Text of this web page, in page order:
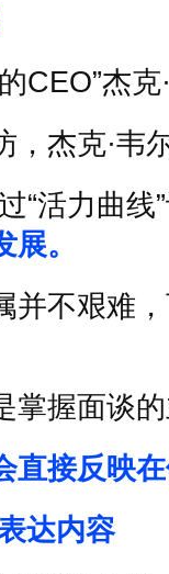
CEO”杰克·
，杰克·韦
“活力曲线”
。
并不艰难
掌握面谈
直接反映
达内容